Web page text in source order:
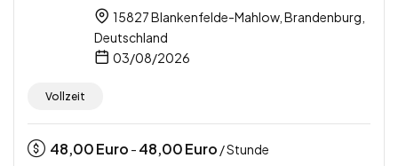
15827 Blankenfelde-Mahlow, Brandenburg,
Deutschland
03/08/2026
Vollzeit
48,00Euro - 48,00Euro / Stunde